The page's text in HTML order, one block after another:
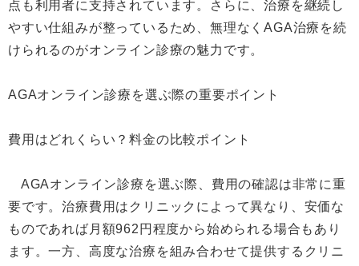
点も利用者に支持されています。さらに、治療を継続し
やすい仕組みが整っているため、無理なくAGA治療を続
けられるのがオンライン診療の魅力です。
AGAオンライン診療を選ぶ際の重要ポイント
費用はどれくらい？料金の比較ポイント
AGAオンライン診療を選ぶ際、費用の確認は非常に重
要です。治療費用はクリニックによって異なり、安価な
ものであれば月額962円程度から始められる場合もあり
ます。一方、高度な治療を組み合わせて提供するクリニ